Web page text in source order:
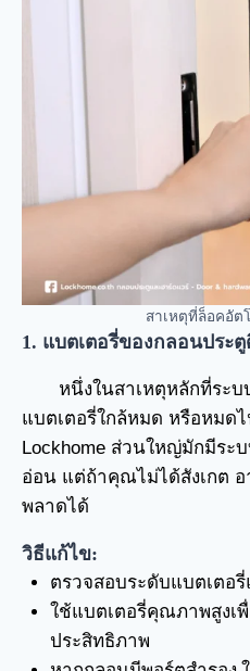
สาเหตุที่ล็อคอัต
1. แบตเตอรี่ของกลอนประ
หนึ่งในสาเหตุหลักที่ระ
แบตเตอรี่ใกล้หมด หรือหมด
Lockhome ส่วนใหญ่มักมีระ
อ่อน แต่ถ้าคุณไม่ได้สังเกต
พลาดได้
วิธีแก้ไข:
ตรวจสอบระดับแบตเตอ
ใช้แบตเตอรี่คุณภาพสูงเ
ประสิทธิภาพ